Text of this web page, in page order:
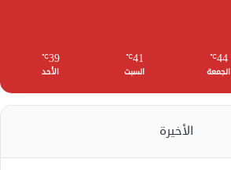
44
℃
الجمعة
41
℃
السبت
39
℃
الأحد
الأخيرة